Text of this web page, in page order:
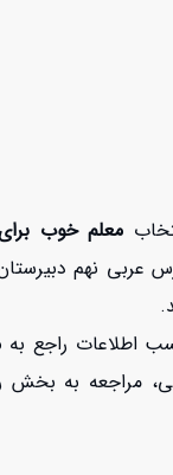
معلم خوب
نهم
اطلاعات راجع به
مراجعه به